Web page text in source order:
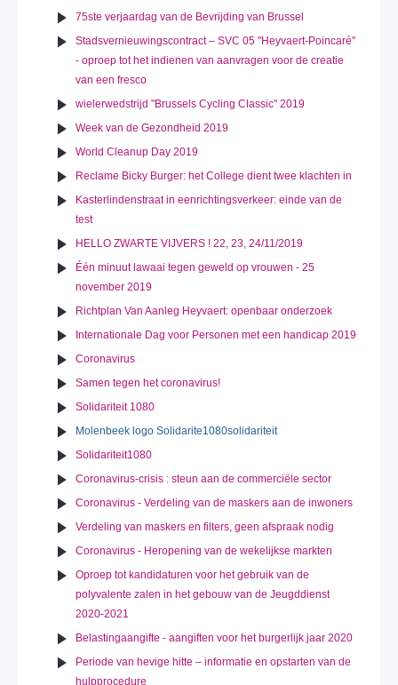
75ste verjaardag van de Bevrijding van Brussel
Stadsvernieuwingscontract – SVC 05 "Heyvaert-Poincaré"
- oproep tot het indienen van aanvragen voor de creatie
van een fresco
wielerwedstrijd "Brussels Cycling Classic" 2019
Week van de Gezondheid 2019
World Cleanup Day 2019
Reclame Bicky Burger: het College dient twee klachten in
Kasterlindenstraat in eenrichtingsverkeer: einde van de
test
HELLO ZWARTE VIJVERS ! 22, 23, 24/11/2019
Één minuut lawaai tegen geweld op vrouwen - 25
november 2019
Richtplan Van Aanleg Heyvaert: openbaar onderzoek
Internationale Dag voor Personen met een handicap 2019
Coronavirus
Samen tegen het coronavirus!
Solidariteit 1080
Molenbeek logo Solidarite1080solidariteit
Solidariteit1080
Coronavirus-crisis : steun aan de commerciële sector
Coronavirus - Verdeling van de maskers aan de inwoners
Verdeling van maskers en filters, geen afspraak nodig
Coronavirus - Heropening van de wekelijkse markten
Oproep tot kandidaturen voor het gebruik van de
polyvalente zalen in het gebouw van de Jeugddienst
2020-2021
Belastingaangifte - aangiften voor het burgerlijk jaar 2020
Periode van hevige hitte – informatie en opstarten van de
hulpprocedure